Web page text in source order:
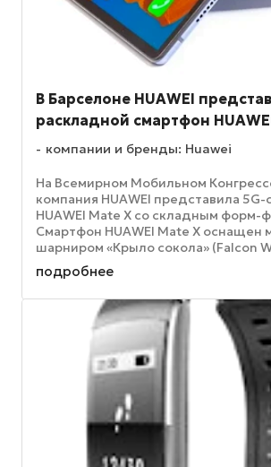
В Барселоне HUAWEI
раскладной смартфон
компании и бренды: Huawei
На Всемирном Мобильном
компания HUAWEI представила
HUAWEI Mate X со складным форм-
Смартфон HUAWEI Mate X оснащен
шарниром «Крыло сокола» (Falcon
мультирежимным модемным ...
подробнее